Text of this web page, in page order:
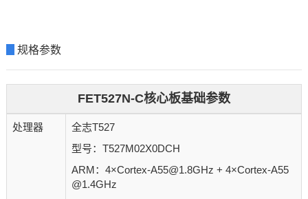
规格参数
FET527N-C核心板基础参数
处理器
全志T527
型号：T527M02X0DCH
ARM：4×Cortex-A55@1.8GHz + 4×Cortex-A55
@1.4GHz